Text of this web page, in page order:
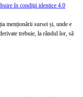
în condiţii identice 4.0
menționării sursei și, unde e
trebuie, la rândul lor, să